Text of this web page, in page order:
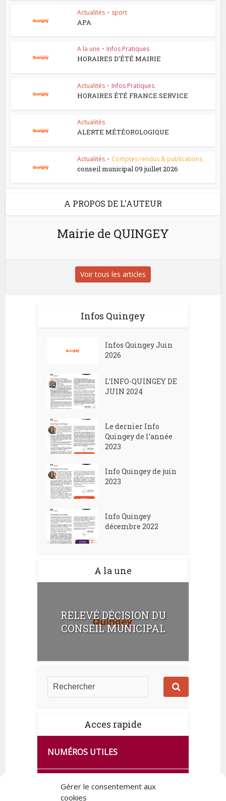
Gérer le consentement aux
cookies
Actualités • sport
APA
A la une • Infos Pratiques
HORAIRES D’ÉTÉ MAIRIE
Actualités • Infos Pratiques
HORAIRES ÉTÉ FRANCE SERVICE
Actualités
ALERTE MÉTÉOROLOGIQUE
Actualités • Comptes rendus & publications
conseil municipal 09 juillet 2026
A PROPOS DE L'AUTEUR
Mairie de QUINGEY
Voir tous les articles
Infos Quingey
Infos Quingey Juin
2026
L’INFO-QUINGEY DE
JUIN 2024
Le dernier Info
Quingey de l’année
2023
Info Quingey de juin
2023
Info Quingey
décembre 2022
A la une
RELEVÉ DÉCISION DU
CONSEIL MUNICIPAL
Acces rapide
NUMÉROS UTILES
CA SE PASSE À FRANCE SERVICES
DE QUINGEY